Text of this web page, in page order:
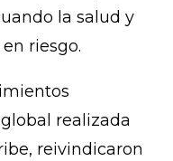
la salud y
riesgo.
realizada
reivindicaron